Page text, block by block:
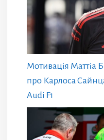
Мотивація Маттіа
про Карлоса
Audi F1